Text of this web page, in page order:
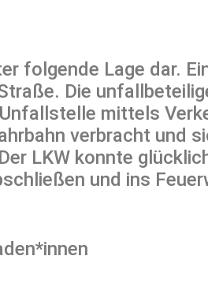
Lage dar.
Die
mittels
verbracht und
LKW konnte
und ins